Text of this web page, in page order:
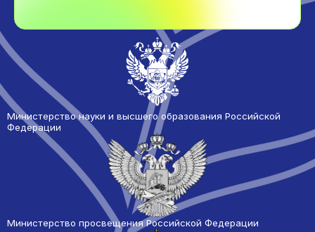
Министерство науки и высшего образования Российской
Федерации
Министерство просвещения Российской Федерации